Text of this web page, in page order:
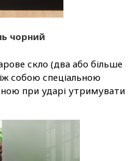
чорний
скло (два або більше
собою спеціальною
при ударі утримувати